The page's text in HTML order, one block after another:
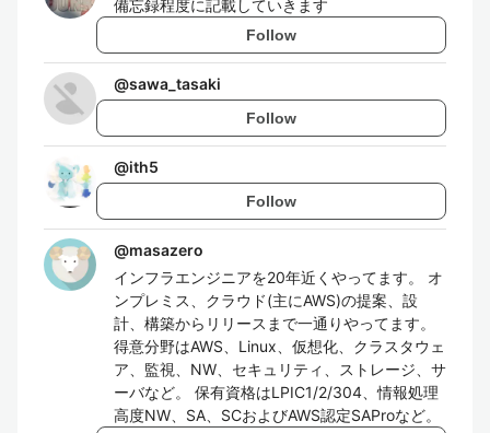
備忘録程度に記載していきます
Follow
@sawa_tasaki
Follow
@ith5
Follow
@masazero
インフラエンジニアを20年近くやってます。 オ
ンプレミス、クラウド(主にAWS)の提案、設
計、構築からリリースまで一通りやってます。
得意分野はAWS、Linux、仮想化、クラスタウェ
ア、監視、NW、セキュリティ、ストレージ、サ
ーバなど。 保有資格はLPIC1/2/304、情報処理
高度NW、SA、SCおよびAWS認定SAProなど。